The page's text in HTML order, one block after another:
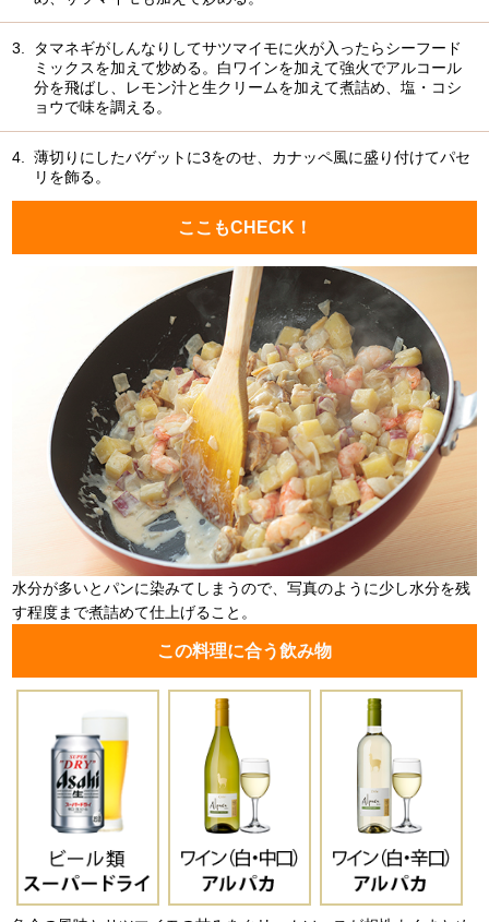
3.
タマネギがしんなりしてサツマイモに火が入ったらシーフード
ミックスを加えて炒める。白ワインを加えて強火でアルコール
分を飛ばし、レモン汁と生クリームを加えて煮詰め、塩・コシ
ョウで味を調える。
4.
薄切りにしたバゲットに3をのせ、カナッペ風に盛り付けてパセ
リを飾る。
ここもCHECK！
水分が多いとパンに染みてしまうので、写真のように少し水分を残
す程度まで煮詰めて仕上げること。
この料理に合う飲み物